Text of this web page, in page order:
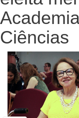
Ciências